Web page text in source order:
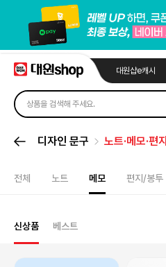
대원샵e캐시
디자인 문구 노트·메모·편지
전체 노트 메모 편지/봉투
신상품 베스트